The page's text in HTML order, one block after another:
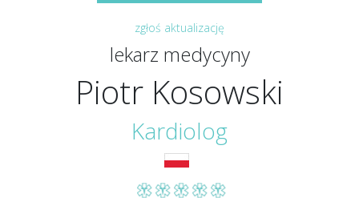
zgłoś aktualizację
lekarz medycyny
Piotr Kosowski
Kardiolog